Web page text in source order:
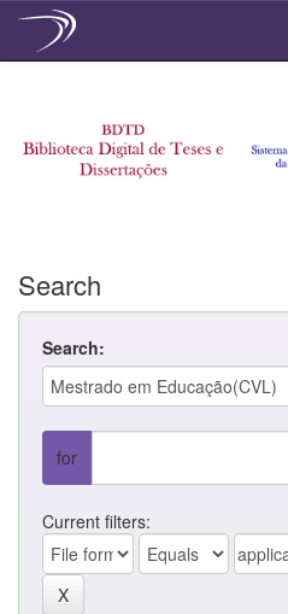
Search
Search:
for
Current filters: